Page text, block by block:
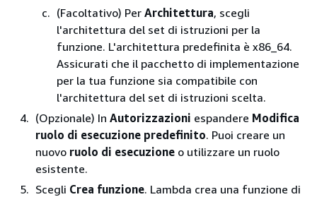
(Facoltativo) Per Architettura, scegli
l'architettura del set di istruzioni per la
funzione. L'architettura predefinita è x86_64.
Assicurati che il pacchetto di implementazione
per la tua funzione sia compatibile con
l'architettura del set di istruzioni scelta.
(Opzionale) In Autorizzazioni espandere Modifica
ruolo di esecuzione predefinito. Puoi creare un
nuovo ruolo di esecuzione o utilizzare un ruolo
esistente.
Scegli Crea funzione. Lambda crea una funzione di